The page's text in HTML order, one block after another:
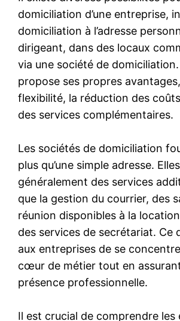
domiciliation d’une entreprise,
domiciliation à l’adresse
dirigeant, dans des locaux
via une société de
propose ses propres
flexibilité, la réduction des
des services complémentaires.
Les sociétés de domiciliation
plus qu’une simple adresse.
généralement des services
que la gestion du courrier, des
réunion disponibles à la
des services de secrétariat. Ce
aux entreprises de se
cœur de métier tout en
présence professionnelle.
Il est crucial de comprendre les